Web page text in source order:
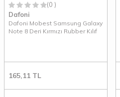
(0 )
Dafoni
Dafoni Mobest Samsung Galaxy
Note 8 Deri Kırmızı Rubber Kılıf
165,11 TL